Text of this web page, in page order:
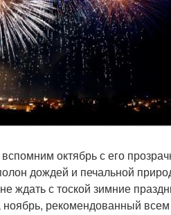
октябрь с его
дождей и печальной
с тоской зимние
рекомендованный